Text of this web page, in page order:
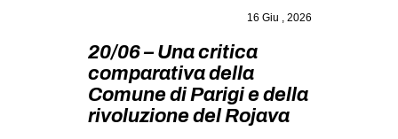
CSOA LAMBRETTA
MSM
STUDENTI TSUNAMI
ZAM
16 Giu , 2026
20/06 – Una critica
comparativa della
Comune di Parigi e della
rivoluzione del Rojava